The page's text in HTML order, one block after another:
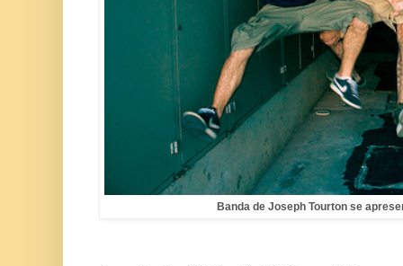
Banda de Joseph Tourton se